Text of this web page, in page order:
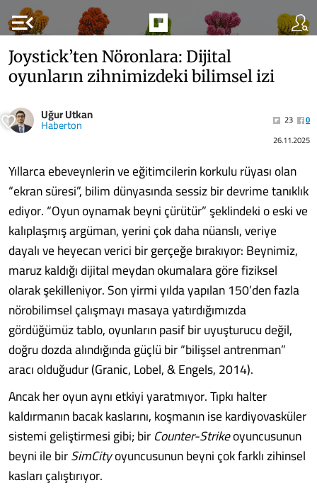
menu_open
Joystick’ten Nöronlara: Dijital
oyunların zihnimizdeki bilimsel izi
Uğur Utkan
Haberton 23
0
26.11.2025
Yıllarca ebeveynlerin ve eğitimcilerin korkulu rüyası olan
“ekran süresi”, bilim dünyasında sessiz bir devrime tanıklık
ediyor. “Oyun oynamak beyni çürütür” şeklindeki o eski ve
kalıplaşmış argüman, yerini çok daha nüanslı, veriye
dayalı ve heyecan verici bir gerçeğe bırakıyor: Beynimiz,
maruz kaldığı dijital meydan okumalara göre fiziksel
olarak şekilleniyor. Son yirmi yılda yapılan 150’den fazla
nörobilimsel çalışmayı masaya yatırdığımızda
gördüğümüz tablo, oyunların pasif bir uyuşturucu değil,
doğru dozda alındığında güçlü bir “bilişsel antrenman”
aracı olduğudur (Granic, Lobel, & Engels, 2014).
Ancak her oyun aynı etkiyi yaratmıyor. Tıpkı halter
kaldırmanın bacak kaslarını, koşmanın ise kardiyovasküler
sistemi geliştirmesi gibi; birCounter-Strikeoyuncusunun
beyni ile birSimCityoyuncusunun beyni çok farklı zihinsel
kasları çalıştırıyor.